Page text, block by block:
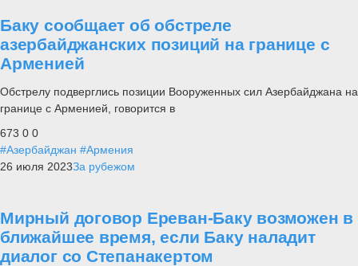
Баку сообщает об обстреле
азербайджанских позиций на границе с
Арменией
Обстрелу подверглись позиции Вооруженных сил Азербайджана на
границе с Арменией, говорится в
673 0 0
#Азербайджан #Армения
26 июля 2023За рубежом
Мирный договор Ереван-Баку возможен в
ближайшее время, если Баку наладит
диалог со Степанакертом